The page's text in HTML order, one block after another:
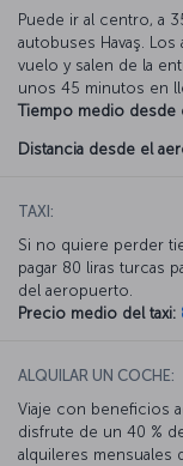
Puede ir al centro, a
autobuses Havaş.
vuelo y salen de la
unos 45 minutos en
Tiempo medio desde
Distancia desde el
TAXI:
Si no quiere perder
pagar 80 liras turcas
del aeropuerto.
Precio medio del taxi:
ALQUILAR UN COCHE:
Viaje con beneficios
disfrute de un 40 %
alquileres mensuales